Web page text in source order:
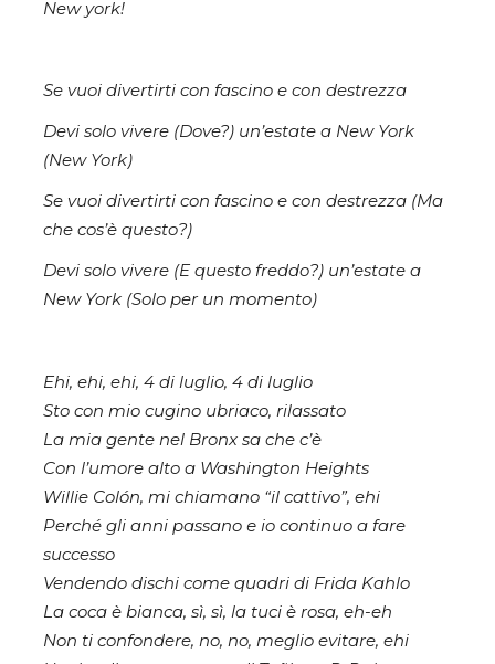
New york!
Se vuoi divertirti con fascino e con destrezza
Devi solo vivere (Dove?) un’estate a New York
(New York)
Se vuoi divertirti con fascino e con destrezza (Ma
che cos’è questo?)
Devi solo vivere (E questo freddo?) un’estate a
New York (Solo per un momento)
Ehi, ehi, ehi, 4 di luglio, 4 di luglio
Sto con mio cugino ubriaco, rilassato
La mia gente nel Bronx sa che c’è
Con l’umore alto a Washington Heights
Willie Colón, mi chiamano “il cattivo”, ehi
Perché gli anni passano е io continuo a fare
successo
Vendеndo dischi come quadri di Frida Kahlo
La coca è bianca, sì, sì, la tuci è rosa, eh-eh
Non ti confondere, no, no, meglio evitare, ehi